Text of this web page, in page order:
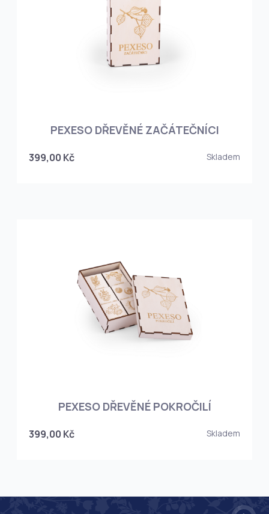
PEXESO DŘEVĚNÉ ZAČÁTEČNÍCI
399,00 Kč Skladem
PEXESO DŘEVĚNÉ POKROČILÍ
399,00 Kč Skladem